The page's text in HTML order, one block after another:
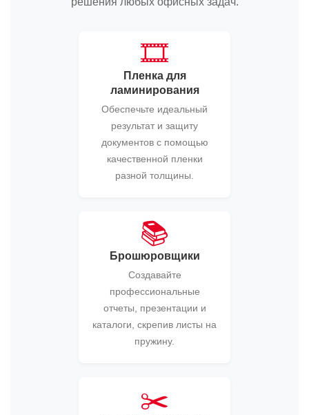
🎞️
Пленка для
ламинирования
Обеспечьте идеальный
результат и защиту
документов с помощью
качественной пленки
разной толщины.
📚
Брошюровщики
Создавайте
профессиональные
отчеты, презентации и
каталоги, скрепив листы на
пружину.
✂️